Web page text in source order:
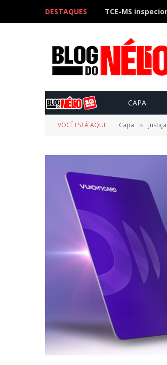
DESTAQUES
CAPA
VOCÊ ESTÁ AQUI: Capa » Justiça